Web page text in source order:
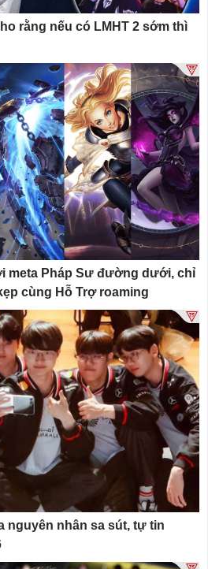
rằng nếu có LMHT 2 sớm thì
meta Pháp Sư đường dưới, chỉ
cùng Hỗ Trợ roaming
nguyên nhân sa sút, tự tin